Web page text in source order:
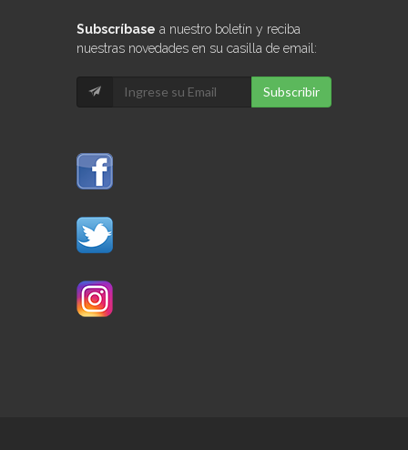
Subscríbase a nuestro boletín y reciba
nuestras novedades en su casilla de email:
Subscribir